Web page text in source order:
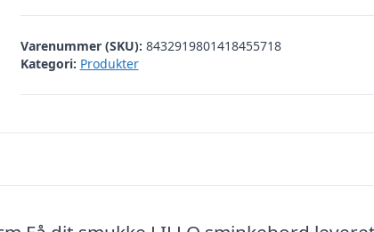
Varenummer (SKU): 8432919801418455718
Kategori: Produkter